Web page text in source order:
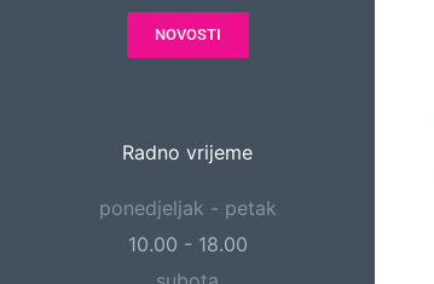
NOVOSTI
Radno vrijeme
ponedjeljak - petak
10.00 - 18.00